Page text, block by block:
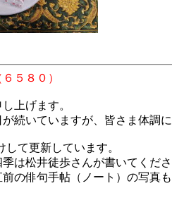
５８０）
上げます。
続いていますが、皆さま体調
て更新しています。
は松井徒歩さんが書いてくだ
の俳句手帖（ノート）の写真